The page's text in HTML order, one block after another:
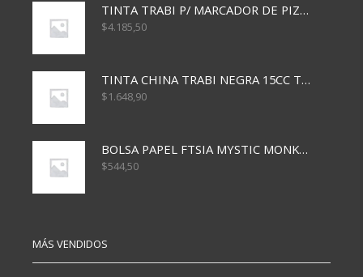
TINTA TRABI P/ MARCADOR DE PIZARRA x30ml ROJO
$4.185,50
TINTA CHINA TRABI NEGRA 15CC TR3460
$1.648,90
BOLSA PAPEL FTSIA MYSTIC MONKEY 14/08/20
$544,50
MÁS VENDIDOS